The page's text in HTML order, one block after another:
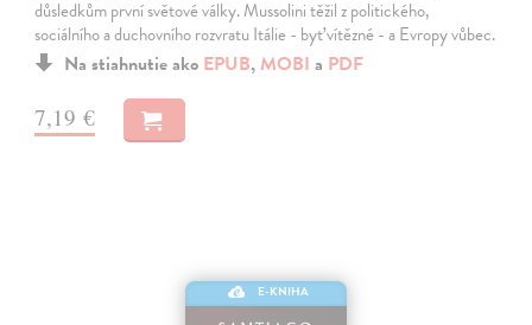
důsledkům první světové války. Mussolini těžil z politického,
sociálního a duchovního rozvratu Itálie - byť vítězné - a Evropy vůbec.
Na stiahnutie ako EPUB, MOBI a PDF
7,19 €
E-KNIHA